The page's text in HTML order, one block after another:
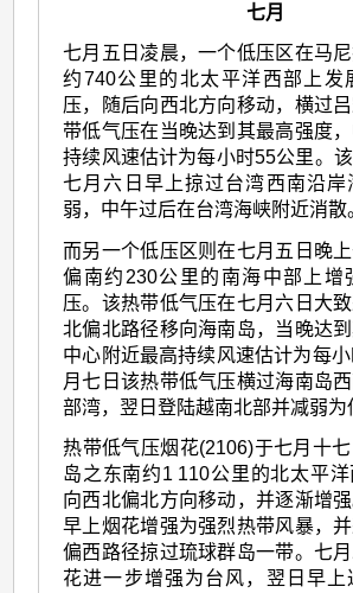
七月
七月五日凌晨，一个低压区在马
约740公里的北太平洋西部上发
压，随后向西北方向移动，横过
带低气压在当晚达到其最高强度
持续风速估计为每小时55公里。
七月六日早上掠过台湾西南沿岸
弱，中午过后在台湾海峡附近消散
而另一个低压区则在七月五日晚
偏南约230公里的南海中部上增
压。该热带低气压在七月六日大
北偏北路径移向海南岛，当晚达到
中心附近最高持续风速估计为每
月七日该热带低气压横过海南岛
部湾，翌日登陆越南北部并减弱为
热带低气压烟花(2106)于七月十
岛之东南约1 110公里的北太平洋
向西北偏北方向移动，并逐渐增
早上烟花增强为强烈热带风暴，
偏西路径掠过琉球群岛一带。七
花进一步增强为台风，翌日早上